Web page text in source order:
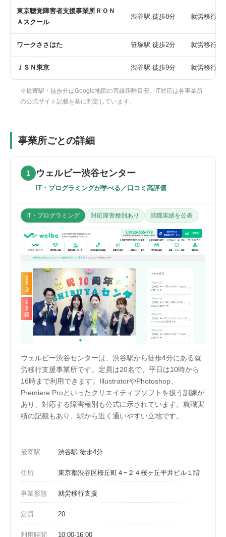
東京聴覚障害者支援事業所ＲＯＮ
Ａスクール
渋谷駅 徒歩8分 就労移行
ワークささはた 笹塚駅 徒歩2分 就労移行
ＪＳＮ東京 渋谷駅 徒歩9分 就労移行
※最寄駅・徒歩分はGoogle地図の直線距離目安。IT対応は各事業所
の公式サイト記載を基に判定しています。
事業所ごとの詳細
1 ウェルビー渋谷センター
IT・プログラミングが学べる／口コミ高評価
IT・プログラミング 対応障害種別あり 就職実績を公表
ウェルビー渋谷センターは、渋谷駅から徒歩4分にある就
労移行支援事業所です。定員は20名で、平日は10時から
16時まで利用できます。IllustratorやPhotoshop、
Premiere Proといったクリエイティブソフトを扱う訓練が
あり、対応する障害種別も公式に示されています。就職実
績の記載もあり、駅から近く通いやすい立地です。
最寄駅 渋谷駅 徒歩4分
住所 東京都渋谷区桜丘町４−２４桜ヶ丘平井ビル１階
事業形態 就労移行支援
定員 20
利用時間 10:00-16:00